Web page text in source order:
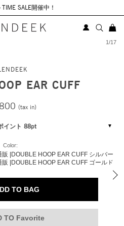
SALE開催中！
1/17
EAR CUFF
(tax in)
イント 88pt
Color:
TO BAG
TO Favorite